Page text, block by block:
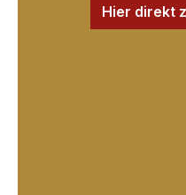
Hier direkt